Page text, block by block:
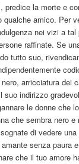
predice la morte e
qualche amico. Per
nei vizi a
raffinate. Se
tutto suo,
arricciatura dei
suo indirizzo
le donne che
che sembra nero
di vedere una
senza paura
che il tuo amore